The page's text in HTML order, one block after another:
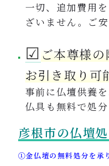
一切、追加費用
ざいません。ご安
☑︎ご本尊様
お引き取り可
事前に仏壇供養
仏具も無料で処
彦根市の仏壇
①金仏壇の無料処分を承